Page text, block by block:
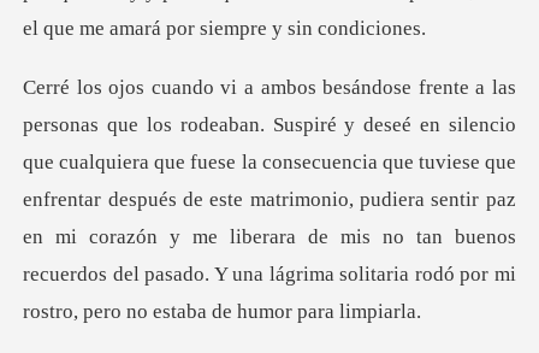
que fuese la consecuencia que tuviese que
enfrentar después de este matrimonio, pudiera sentir paz
en mi corazón y me liberara